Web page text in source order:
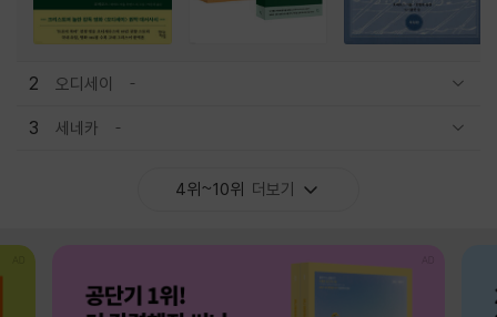
2 오디세이
3 세네카
4위~10위 더보기